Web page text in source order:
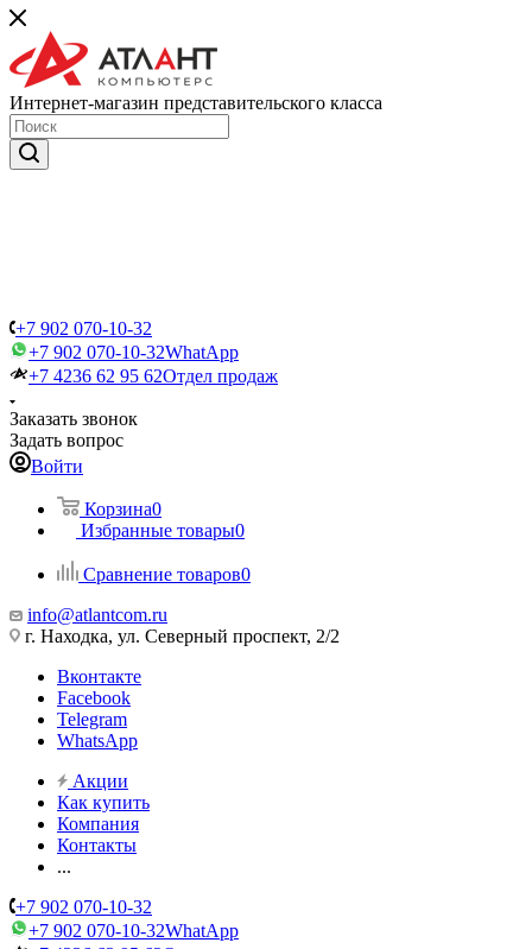
Интернет-магазин представительского класса
+7 902 070-10-32
+7 902 070-10-32WhatApp
+7 4236 62 95 62Отдел продаж
Заказать звонок
Задать вопрос
Войти
Корзина0
Избранные товары0
Сравнение товаров0
info@atlantcom.ru
г. Находка, ул. Северный проспект, 2/2
Вконтакте
Facebook
Telegram
WhatsApp
Акции
Как купить
Компания
Контакты
...
+7 902 070-10-32
+7 902 070-10-32WhatApp